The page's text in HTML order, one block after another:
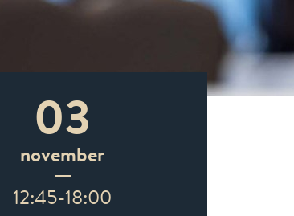
03
november
12:45-18:00